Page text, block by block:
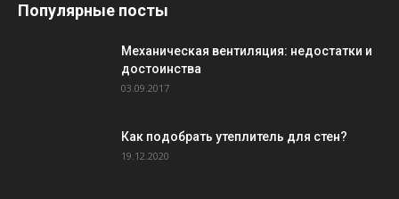
Популярные посты
Механическая вентиляция: недостатки и
достоинства
03.09.2017
Как подобрать утеплитель для стен?
19.12.2020